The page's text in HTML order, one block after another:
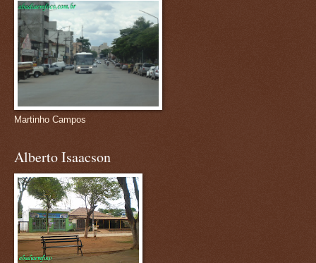
Martinho Campos
Alberto Isaacson